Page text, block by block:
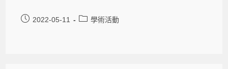
2022-05-11 學術活動